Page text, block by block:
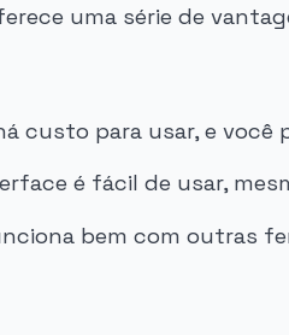
uma série de
custo para usar, e você
é fácil de usar,
bem com outras